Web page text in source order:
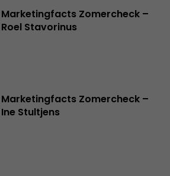
Marketingfacts Zomercheck –
Roel Stavorinus
Marketingfacts Zomercheck –
Ine Stultjens